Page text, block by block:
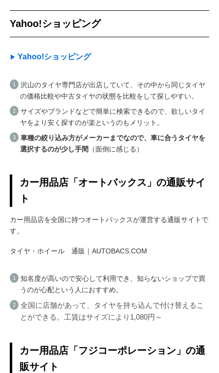
Yahoo!ショッピング
Yahoo!ショッピング
沢山のタイヤ専門店が出店していて、その中から同じタイヤ
の価格比較や中古タイヤの状態を比較をして探しやすい。
サイズやブランドなどで簡単に検索できるので、欲しいタイ
ヤをより安く探すのが楽というのもメリット。
車種の絞り込み方がメーカーまでなので、車に合うタイヤを
選択するのが少し手間
（面倒に感じる）
カー用品店「オートバックス」の通販サイ
ト
カー用品店を全国に持つオートバックスが運営する通販サイトで
す。
タイヤ・ホイール 通販｜AUTOBACS.COM
知名度が高いので安心して利用でき、知らないショップで買
うのが心配という人におすすめ。
全国に店舗があって、タイヤを持ち込んで付け替えるこ
とができる。工賃はサイズにより1,080円～
カー用品店「フジコーポレーション」の通
販サイト